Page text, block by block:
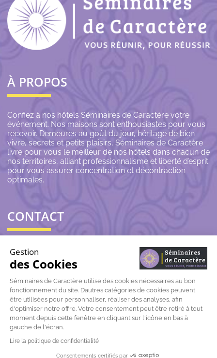
À PROPOS
Confiez à nos hôtels Séminaires de Caractère votre
événement. Nos maisons sont enthousiastes pour vous
recevoir. Demeures au goût du jour, héritage de bien
vivre, secrets et petits plaisirs, Séminaires de Caractère
livre pour vous le meilleur de nos hôtels dans chacun de
nos territoires, alliant professionnalisme et liberté d’esprit
pour vous assurer concentration et décontraction
optimales.
CONTACT
06 43 69 79 72
contact@seminairesdecaractere.fr
197 Rue Léon Arnoux
84120 Pertuis
Gestion
des Cookies
Séminaires de Caractère utilise des cookies nécessaires au bon
fonctionnement du site. D’autres catégories de cookies peuvent
être utilisées pour personnaliser, réaliser des analyses, afin
d'optimiser notre offre. Votre consentement peut être retiré à tout
moment depuis cette fenêtre en cliquant sur l'icône en bas à
gauche de l'écran.
Lire la politique de confidentialité
Consentements certifiés par